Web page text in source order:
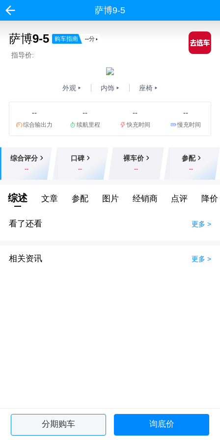
萨博9-5
萨博9-5 购车指南 --分
指导价:
外观 内饰 座椅
--
综合输出力
--
续航里程
--
快充时间
--
慢充时间
综合评分
--
口碑
--
裸车价
--
参配
--
综述 文章 参配 图片 经销商 点评 降价
看了还看 更多 >
相关资讯 更多 >
分期购车 询底价